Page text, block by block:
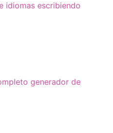
idiomas escribiendo
generador de